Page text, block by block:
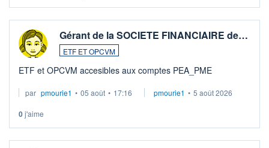
Gérant de la SOCIETE FINANCIAIRE de…
ETF ET OPCVM
ETF et OPCVM accesibles aux comptes PEA_PME
par pmourie1 • 05 août • 17:16 pmourie1 • 5 août 2026
0j'aime